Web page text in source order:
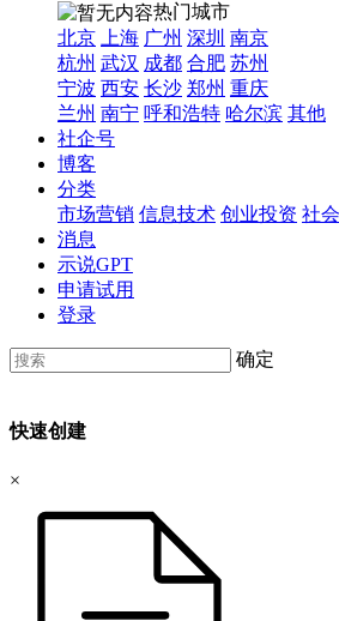
热门城市
北京
上海 广州 深圳 南京
杭州 武汉 成都 合肥 苏州
宁波 西安 长沙 郑州 重庆
兰州 南宁 呼和浩特 哈尔滨 其他
社企号
博客
分类
市场营销 信息技术 创业投资 社
消息
示说GPT
申请试用
登录
确定
快速创建
×